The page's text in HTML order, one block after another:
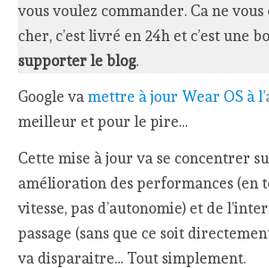
vous voulez commander. Ca ne
cher, c’est livré en 24h et c’est une
supporter le blog.
Google vamettre à jour Wear OS à
meilleur et pour le pire…
Cette mise à jour va se concentrer
amélioration des performances (en
vitesse, pas d’autonomie) et de
passage (sans que ce soit
va disparaitre… Tout simplement.